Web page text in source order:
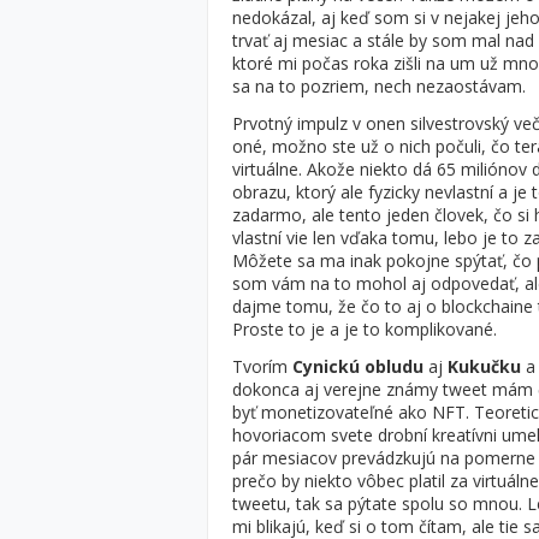
nedokázal, aj keď som si v nejakej
trvať aj mesiac a stále by som mal
ktoré mi počas roka zišli na um už
sa na to pozriem, nech nezaostávam.
Prvotný impulz v onen silvestrovský
oné, možno ste už o nich počuli, čo
virtuálne. Akože niekto dá 65
obrazu, ktorý ale fyzicky nevlastní a
zadarmo, ale tento jeden človek, čo si
vlastní vie len vďaka tomu, lebo je to
Môžete sa ma inak pokojne spýtať,
som vám na to mohol aj odpovedať,
dajme tomu, že čo to aj o
Proste to je a je to komplikované.
Tvorím Cynickú obludu aj Kukučku
dokonca aj verejne známy tweet
byť monetizovateľné ako NFT.
hovoriacom svete drobní kreatívni
pár mesiacov prevádzkujú na
prečo by niekto vôbec platil za
tweetu, tak sa pýtate spolu so mnou.
mi blikajú, keď si o tom čítam, ale tie